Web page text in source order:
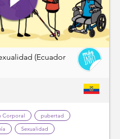
(Ecuador
Corporal
pubertad
Sexualidad